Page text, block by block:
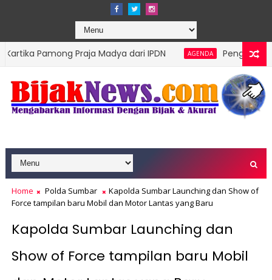
Praja Madya dari IPDN AGENDA Pengprov Squash
Home Polda Sumbar
Kapolda Sumbar Launching dan Show of
Force tampilan baru Mobil dan Motor Lantas yang Baru
Kapolda Sumbar Launching dan
Show of Force tampilan baru Mobil